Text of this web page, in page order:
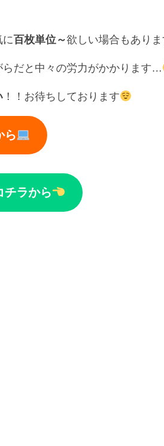
百枚単位～欲しい場合もあり
だと中々の労力がかかります…
！！お待ちしております
ら
チラから